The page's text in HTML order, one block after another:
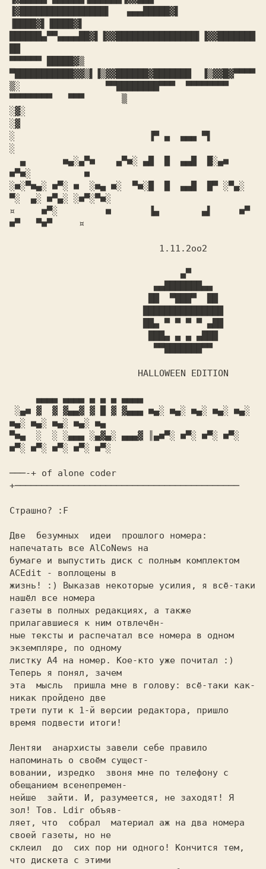
▐▓████████████████▌   ▄▄▄█████▓▌
▐████▓▌▐████▓▌
██████▄▀▀▄▄▄▄██▓▌▐▓▓███████████████▌▐▓▓███████
▀▀▀▀▀▀ █████▓▒
▀███████████▓▓▒▌▐▒▓▓██████▓███████  ▐▒▓▓█▓▀▀▀▀
▒░                ▀▀████████▀▀▀  ▀▀▀▀▀▀▀▀
▀▀▀▀▀▀▀▀   ▀▀▀       ▒
░▓░
░▓
░                         ▐▀ ▄  ▄▄▄ ▀▌
░
  ▄       ■▄░▄▀■    ▄▀■░ ▄█  █  ▄▄█  █░▄■
■▀■░          ■
░■░▀■▄░ ■▀░ ■  ░■▄ ■░  ▀■░█  █  ▄▄█  █▀ ░▀▄░
▀░  ▄░ ■▀▄░ ░■▀░▀■░
¤     ■▀░         ■       ▐▄        ▄▌     ■▀
■▀   ▀■▀     ¤
                                ▄▀
                           ▄▄███████▄▄
                           ▀▀███████▀▀
     ▄▄▄▄ ▄▄▄▄ ▄ ▄ ▄ ▄▄▄▄
■▄░ ■▄░ ■▄░ ■▄░ ■▄
▀■▄  ░  ░ ░▄▄▄ ░▄▓▄░ ▄▄▄▓ ║▄■▀░ ■▀░ ■▀░ ■▀░
■▀░ ■▀░ ■▀░ ■▀░ ■▀░
───-+ of alone coder
+──────────────────────────────────────────
Страшно? :F
Две  безумных  идеи  прошлого номера:
напечатать все AlCoNews на
бумаге и выпустить диск с полным комплектом
ACEdit - воплощены в
жизнь! :) Выказав некоторые усилия, я всё-таки
нашёл все номера
газеты в полных редакциях, а также
прилагавшиеся к ним отвлечён-
ные тексты и распечатал все номера в одном
экземпляре, по одному
листку A4 на номер. Кое-кто уже почитал :)
Теперь я понял, зачем
эта  мысль  пришла мне в голову: всё-таки как-
никак пройдено две
трети пути к 1-й версии редактора, пришло
время подвести итоги!
Лентяи  анархисты завели себе правило
напоминать о своём сущест-
вовании, изредко  звоня мне по телефону с
обещанием всенепремен-
нейше  зайти. И, разумеется, не заходят! Я
зол! Тов. Ldir объяв-
ляет, что  собрал  материал аж на два номера
своей газеты, но не
склеил  до  сих пор ни одного! Кончится тем,
что дискета с этими